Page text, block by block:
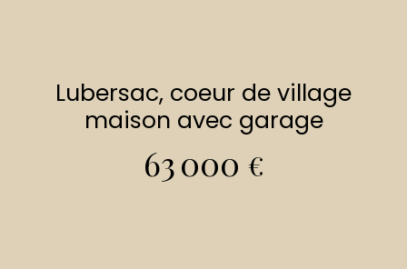
Lubersac, coeur de village
maison avec garage
63 000 €